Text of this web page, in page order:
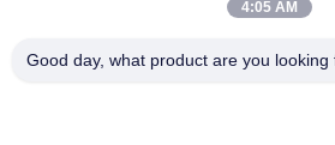
verringert der
Möglichkeit des
4:05 AM
Good day, what product are you looking